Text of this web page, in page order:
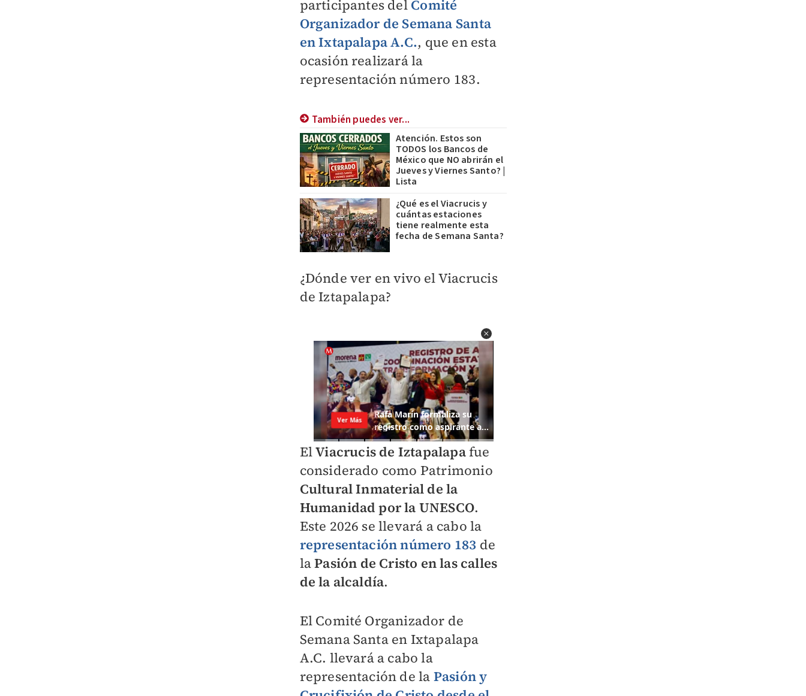
participantes del Comité
Organizador de Semana Santa
en Ixtapalapa A.C., que en esta
ocasión realizará la
representación número 183.
También puedes ver...
Atención. Estos son
TODOS los Bancos de
México que NO abrirán el
Jueves y Viernes Santo? |
Lista
¿Qué es el Viacrucis y
cuántas estaciones
tiene realmente esta
fecha de Semana Santa?
¿Dónde ver en vivo el Viacrucis
de Iztapalapa?
ElViacrucis de Iztapalapafue
considerado como Patrimonio
Cultural Inmaterial de la
Humanidad por la UNESCO.
Este 2026 se llevará a cabo la
representación número 183 de
laPasión de Cristo en las calles
de la alcaldía.
El Comité Organizador de
Semana Santa en Ixtapalapa
A.C. llevará a cabo la
representación de la Pasión y